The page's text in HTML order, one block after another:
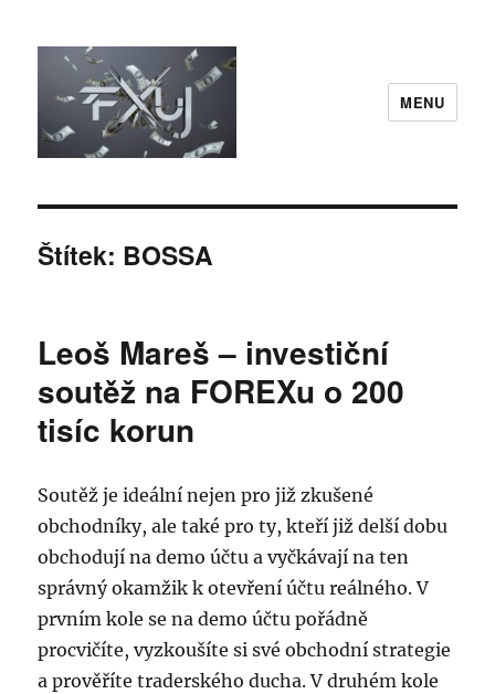
MENU
Štítek: BOSSA
Leoš Mareš – investiční
soutěž na FOREXu o 200
tisíc korun
Soutěž je ideální nejen pro již zkušené
obchodníky, ale také pro ty, kteří již delší dobu
obchodují na demo účtu a vyčkávají na ten
správný okamžik k otevření účtu reálného. V
prvním kole se na demo účtu pořádně
procvičíte, vyzkoušíte si své obchodní strategie
a prověříte traderského ducha. V druhém kole